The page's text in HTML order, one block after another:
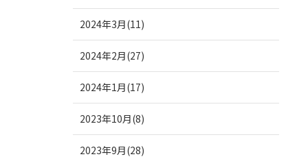
2024年3月(11)
2024年2月(27)
2024年1月(17)
2023年10月(8)
2023年9月(28)